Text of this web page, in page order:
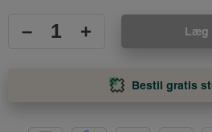
– + Læg
Bestil gratis